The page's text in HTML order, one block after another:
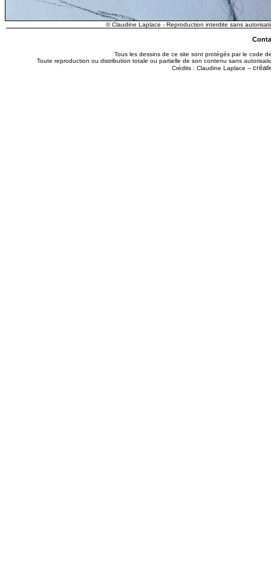
© Claudine Laplace - Reproduction interdite sans
Tous les dessins de ce site sont protégés par le code
Toute reproduction ou distribution totale ou partielle de son contenu sans
Crédits : Claudine Laplace --